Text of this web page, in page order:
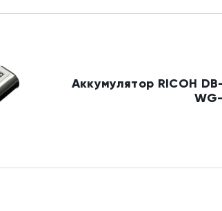
Аккумулятор RICOH